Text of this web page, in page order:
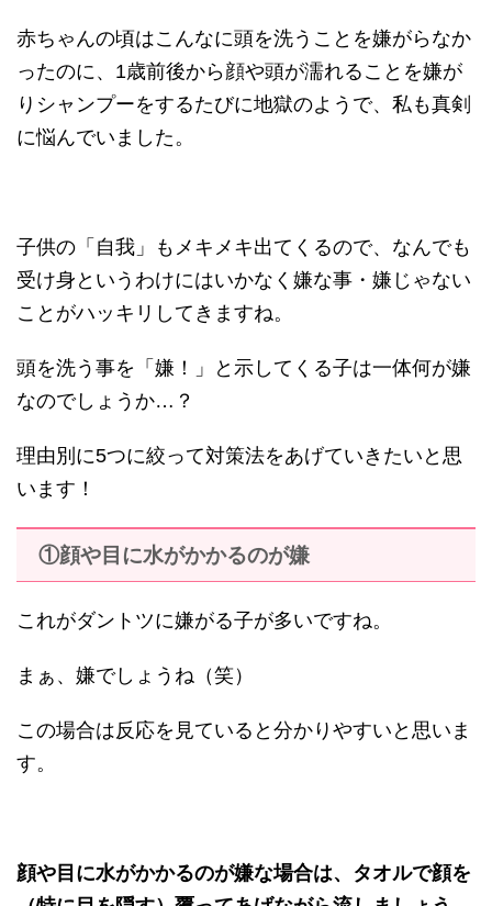
赤ちゃんの頃はこんなに頭を洗うことを嫌がらなか
ったのに、1歳前後から顔や頭が濡れることを嫌が
りシャンプーをするたびに地獄のようで、私も真剣
に悩んでいました。
子供の「自我」もメキメキ出てくるので、なんでも
受け身というわけにはいかなく嫌な事・嫌じゃない
ことがハッキリしてきますね。
頭を洗う事を「嫌！」と示してくる子は一体何が嫌
なのでしょうか…？
理由別に5つに絞って対策法をあげていきたいと思
います！
①顔や目に水がかかるのが嫌
これがダントツに嫌がる子が多いですね。
まぁ、嫌でしょうね（笑）
この場合は反応を見ていると分かりやすいと思いま
す。
顔や目に水がかかるのが嫌な場合は、タオルで顔を